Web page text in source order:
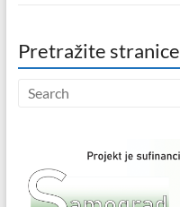
Pretražite stranice